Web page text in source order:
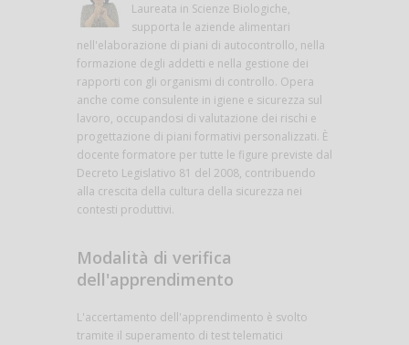
Laureata in Scienze Biologiche,
supporta le aziende alimentari
nell'elaborazione di piani di autocontrollo, nella
formazione degli addetti e nella gestione dei
rapporti con gli organismi di controllo. Opera
anche come consulente in igiene e sicurezza sul
lavoro, occupandosi di valutazione dei rischi e
progettazione di piani formativi personalizzati. È
docente formatore per tutte le figure previste dal
Decreto Legislativo 81 del 2008, contribuendo
alla crescita della cultura della sicurezza nei
contesti produttivi.
Modalità di verifica
dell'apprendimento
L'accertamento dell'apprendimento è svolto
tramite il superamento di test telematici